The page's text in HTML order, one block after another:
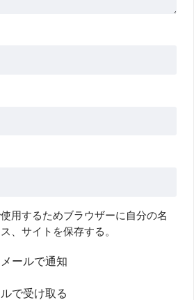
用するためブラウザーに自分の名
、サイトを保存する。
ールで通知
で受け取る